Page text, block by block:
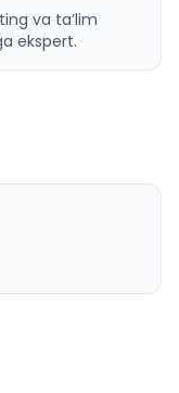
va ta’lim
ekspert.